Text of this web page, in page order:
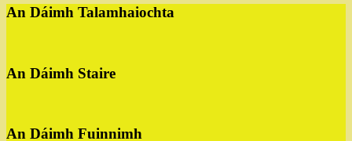
An Dáimh Talamhaiochta
An Dáimh Staire
An Dáimh Fuinnimh